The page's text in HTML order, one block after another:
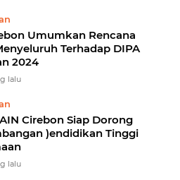
Umumkan Rencana
Terhadap DIPA
2024
lalu
Cirebon Siap Dorong
)endidikan Tinggi
lalu